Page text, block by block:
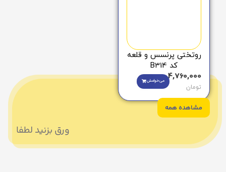
روتختی پرنسس و قلعه
کد B314
4,760,000
تومان
می‌خوامش
مشاهده همه
ورق بزنید لطفا